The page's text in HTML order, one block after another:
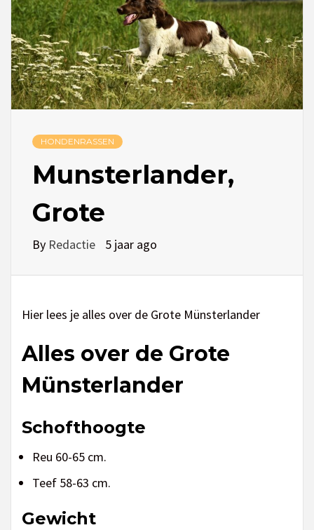
HONDENRASSEN
Munsterlander,
Grote
By Redactie 5 jaar ago
Hier lees je alles over de Grote Münsterlander
Alles over de Grote
Münsterlander
Schofthoogte
Reu 60-65 cm.
Teef 58-63 cm.
Gewicht